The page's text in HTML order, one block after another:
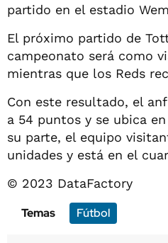
partido en el estadio
El próximo partido de
campeonato será como
mientras que los Reds
Con este resultado, el
a 54 puntos y se ubica
su parte, el equipo
unidades y está en el
© 2023 DataFactory
Temas
Fútbol